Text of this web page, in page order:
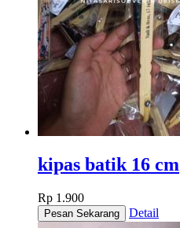
kipas batik 16 cm
Rp 1.900
Detail